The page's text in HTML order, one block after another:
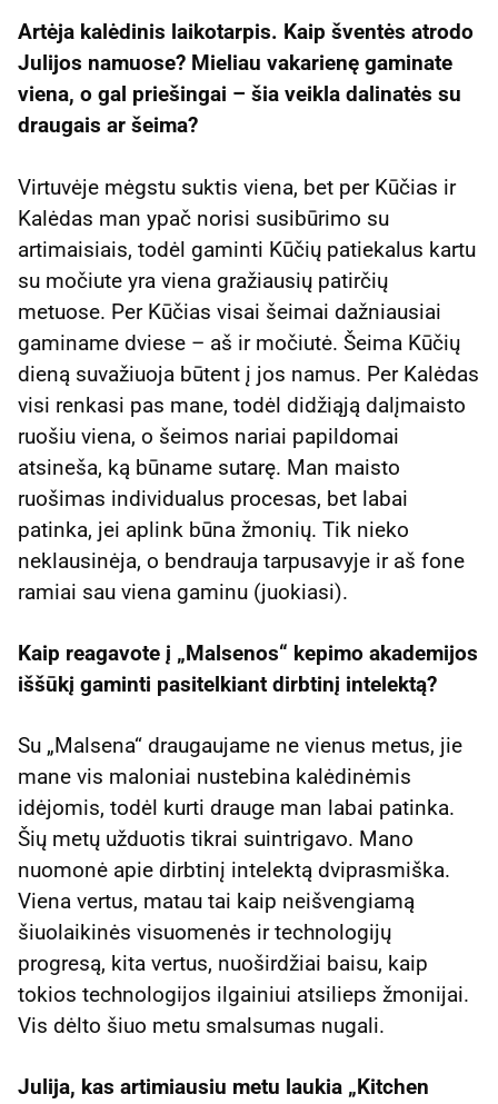
Artėja kalėdinis laikotarpis. Kaip šventės atrodo
Julijos namuose? Mieliau vakarienę gaminate
viena, o gal priešingai – šia veikla dalinatės su
draugais ar šeima?
Virtuvėje mėgstu suktis viena, bet per Kūčias ir
Kalėdas man ypač norisi susibūrimo su
artimaisiais, todėl gaminti Kūčių patiekalus kartu
su močiute yra viena gražiausių patirčių
metuose. Per Kūčias visai šeimai dažniausiai
gaminame dviese – aš ir močiutė. Šeima Kūčių
dieną suvažiuoja būtent į jos namus. Per Kalėdas
visi renkasi pas mane, todėl didžiąją dalįmaisto
ruošiu viena, o šeimos nariai papildomai
atsineša, ką būname sutarę. Man maisto
ruošimas individualus procesas, bet labai
patinka, jei aplink būna žmonių. Tik nieko
neklausinėja, o bendrauja tarpusavyje ir aš fone
ramiai sau viena gaminu (juokiasi).
Kaip reagavote į „Malsenos“ kepimo akademijos
iššūkį gaminti pasitelkiant dirbtinį intelektą?
Su „Malsena“ draugaujame ne vienus metus, jie
mane vis maloniai nustebina kalėdinėmis
idėjomis, todėl kurti drauge man labai patinka.
Šių metų užduotis tikrai suintrigavo. Mano
nuomonė apie dirbtinį intelektą dviprasmiška.
Viena vertus, matau tai kaip neišvengiamą
šiuolaikinės visuomenės ir technologijų
progresą, kita vertus, nuoširdžiai baisu, kaip
tokios technologijos ilgainiui atsilieps žmonijai.
Vis dėlto šiuo metu smalsumas nugali.
Julija, kas artimiausiu metu laukia „Kitchen